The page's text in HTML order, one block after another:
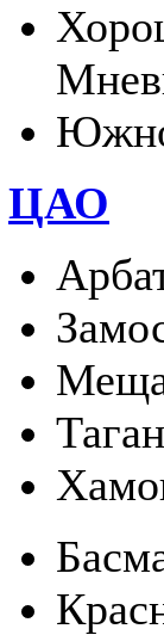
ЦАО